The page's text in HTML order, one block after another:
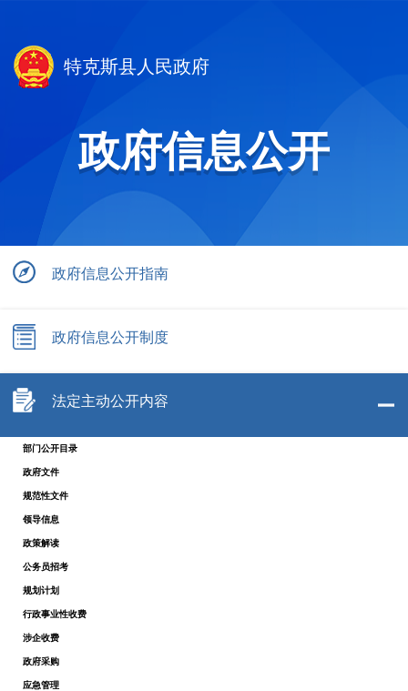
特克斯县人民政府
政府信息公开
政府信息公开指南
政府信息公开制度
法定主动公开内容
部门公开目录
政府文件
规范性文件
领导信息
政策解读
公务员招考
规划计划
行政事业性收费
涉企收费
政府采购
应急管理